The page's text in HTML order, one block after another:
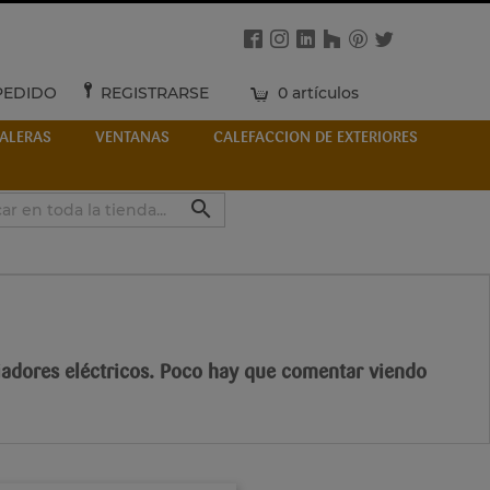
REGISTRARSE 0 artículos
VENTANAS CALEFACCION DE EXTERIORES

eléctricos. Poco hay que comentar viendo